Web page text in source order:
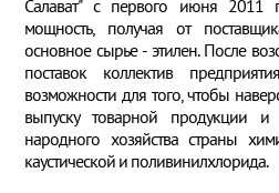
Салават" с первого июня 2011
мощность, получая от
основное сырье - этилен. После
поставок коллектив
возможности для того, чтобы
выпуску товарной продукции
народного хозяйства страны
каустической и поливинилхлорида.